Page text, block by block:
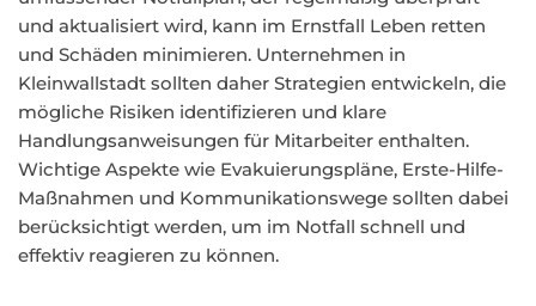
und aktualisiert wird, kann im Ernstfall Leben retten
und Schäden minimieren. Unternehmen in
Kleinwallstadt sollten daher Strategien entwickeln, die
mögliche Risiken identifizieren und klare
Handlungsanweisungen für Mitarbeiter enthalten.
Wichtige Aspekte wie Evakuierungspläne, Erste-Hilfe-
Maßnahmen und Kommunikationswege sollten dabei
berücksichtigt werden, um im Notfall schnell und
effektiv reagieren zu können.